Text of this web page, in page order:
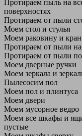
Протираем пыль на
поверхностях
Протираем от пыли
Моем стол и стулья
Моем раковину и кран
Протираем от пыли
Протираем от пыли
Моем дверные ручки
Моем зеркала и
Пылесосим пол
Моем пол и плинтуса
Моем двери
Моем мусорное ведро
Моем все шкафы и
пустые